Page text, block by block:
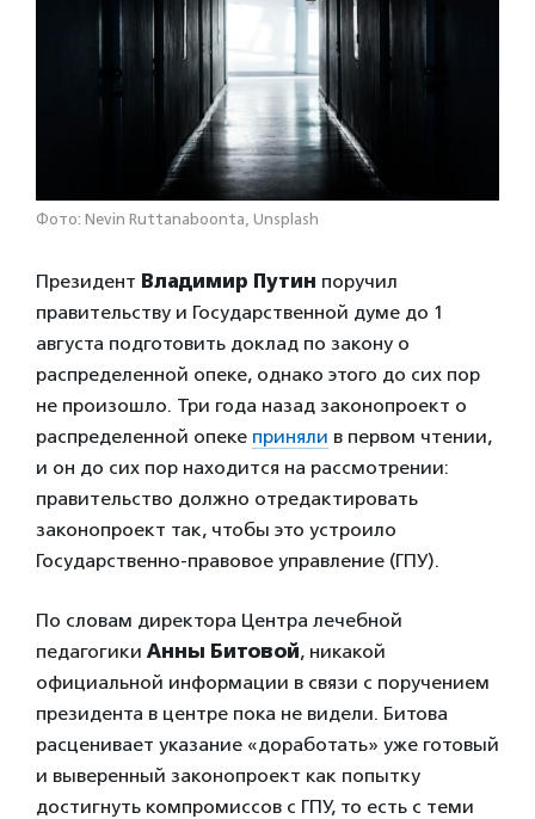
Фото: Nevin Ruttanaboonta, Unsplash
Президент Владимир Путин поручил
правительству и Государственной думе до 1
августа подготовить доклад по закону о
распределенной опеке, однако этого до сих пор
не произошло. Три года назад законопроект о
распределенной опеке приняли в первом чтении,
и он до сих пор находится на рассмотрении:
правительство должно отредактировать
законопроект так, чтобы это устроило
Государственно-правовое управление (ГПУ).
По словам директора Центра лечебной
педагогики Анны Битовой, никакой
официальной информации в связи с поручением
президента в центре пока не видели. Битова
расценивает указание «доработать» уже готовый
и выверенный законопроект как попытку
достигнуть компромиссов с ГПУ, то есть с теми